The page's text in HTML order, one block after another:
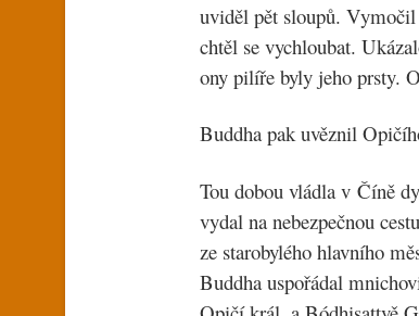
uviděl pět sloupů. Vymočil
chtěl se vychloubat.
ony pilíře byly jeho prsty.
Buddha pak uvěznil
Tou dobou vládla v Číně
vydal na nebezpečnou
ze starobylého hlavního
Buddha uspořádal